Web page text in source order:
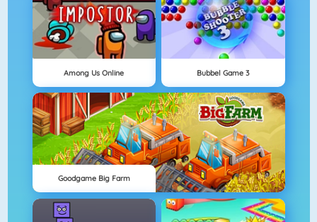
Among Us Online Bubbel Game 3
Goodgame Big Farm